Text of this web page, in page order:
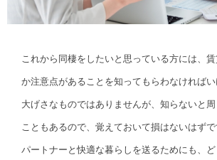
これから同棲をしたいと思っている方には、
か注意点があることを知ってもらわなければい
大げさなものではありませんが、知らないと
こともあるので、覚えておいて損はないはずで
パートナーと快適な暮らしを送るためにも、